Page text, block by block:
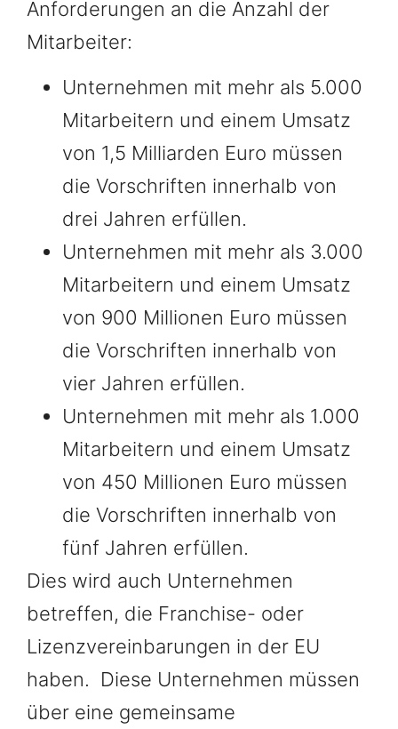
Anforderungen an die Anzahl der
Mitarbeiter:
Unternehmen mit mehr als 5.000
Mitarbeitern und einem Umsatz
von 1,5 Milliarden Euro müssen
die Vorschriften innerhalb von
drei Jahren erfüllen.
Unternehmen mit mehr als 3.000
Mitarbeitern und einem Umsatz
von 900 Millionen Euro müssen
die Vorschriften innerhalb von
vier Jahren erfüllen.
Unternehmen mit mehr als 1.000
Mitarbeitern und einem Umsatz
von 450 Millionen Euro müssen
die Vorschriften innerhalb von
fünf Jahren erfüllen.
Dies wird auch Unternehmen
betreffen, die Franchise- oder
Lizenzvereinbarungen in der EU
haben. Diese Unternehmen müssen
über eine gemeinsame